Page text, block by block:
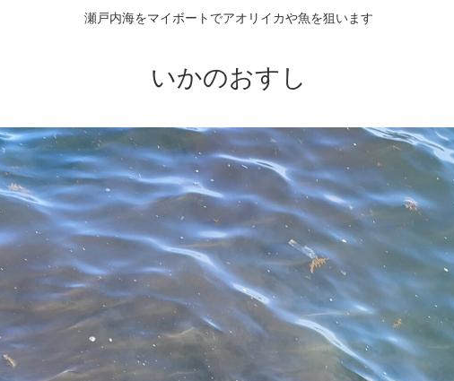
瀬戸内海をマイボートでアオリイカや魚を狙います
いかのおすし